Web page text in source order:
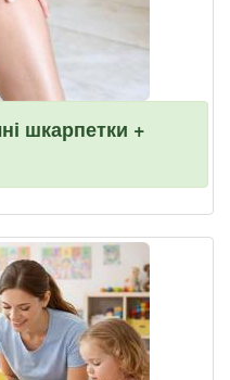
шкарпетки +